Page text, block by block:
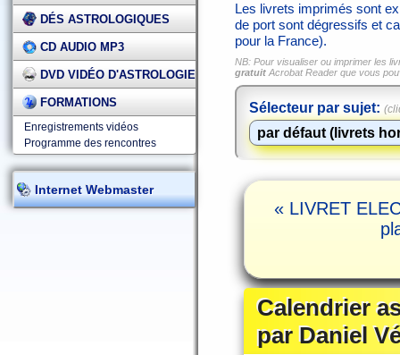
DÉS ASTROLOGIQUES
CD AUDIO MP3
DVD VIDÉO D'ASTROLOGIE
FORMATIONS
Enregistrements vidéos
Programme des rencontres
Internet Webmaster
Les livrets imprimés sont
de port sont dégressifs et
pour la France).
NB: Pour visualiser ou imprimer les
gratuit Acrobat Reader que vous
Sélecteur par sujet:
« LIVRET
Calendrier
par Daniel